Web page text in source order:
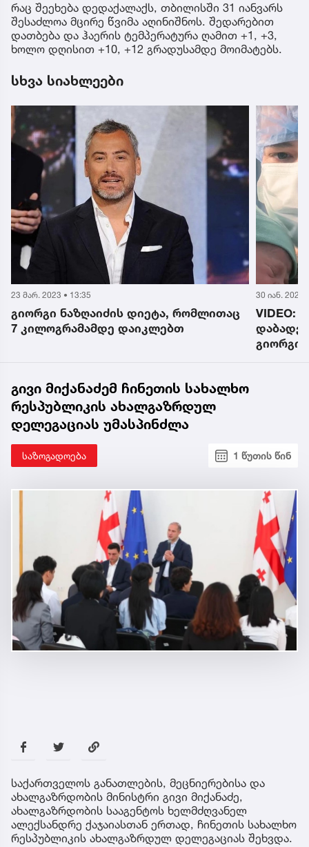
რაც შეეხება დედაქალაქს, თბილისში 31 იანვარს
შესაძლოა მცირე წვიმა აღინიშნოს. შედარებით
დათბება და ჰაერის ტემპერატურა ღამით +1, +3,
ხოლო დღისით +10, +12 გრადუსამდე მოიმატებს.
სხვა სიახლეები
30 იან. 2023 • 17:34
VIDEO: ,,ადამი ვარდოსანიძე
დაბადებულა, დაერხა დედამიწას" -
18 იან. 2023
„ეს
ვიდრე
გივი მიქანაძემ ჩინეთის სახალხო
რესპუბლიკის ახალგაზრდულ
დელეგაციას უმასპინძლა
საზოგადოება 1 წუთის წინ
საქართველოს განათლების, მეცნიერებისა და
ახალგაზრდობის მინისტრი გივი მიქანაძე,
ახალგაზრდობის სააგენტოს ხელმძღვანელ
ალექსანდრე ქაჯაიასთან ერთად, ჩინეთის სახალხო
რესპუბლიკის ახალგაზრდულ დელეგაციას შეხვდა.